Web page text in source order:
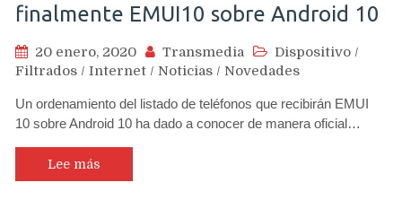
finalmente EMUI10 sobre Android 10
20 enero, 2020 Transmedia Dispositivo /
Filtrados / Internet / Noticias / Novedades
Un ordenamiento del listado de teléfonos que recibirán EMUI
10 sobre Android 10 ha dado a conocer de manera oficial…
Lee más